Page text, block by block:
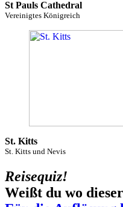
St Pauls Cathedral
Vereinigtes Königreich
St. Kitts
St. Kitts und Nevis
Reisequiz!
Weißt du wo